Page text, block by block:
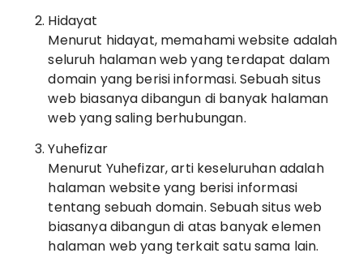
Hidayat
Menurut hidayat, memahami website adalah
seluruh halaman web yang terdapat dalam
domain yang berisi informasi. Sebuah situs
web biasanya dibangun di banyak halaman
web yang saling berhubungan.
Yuhefizar
Menurut Yuhefizar, arti keseluruhan adalah
halaman website yang berisi informasi
tentang sebuah domain. Sebuah situs web
biasanya dibangun di atas banyak elemen
halaman web yang terkait satu sama lain.